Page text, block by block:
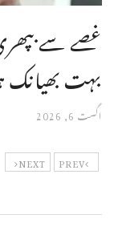
غصے سے
بہت بھیانک
اگست 6, 2026
PREV
NEXT